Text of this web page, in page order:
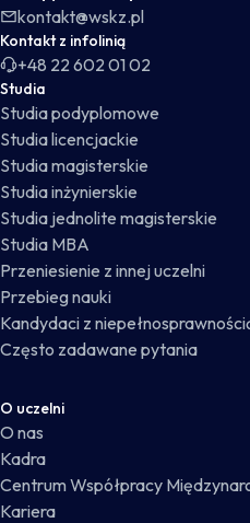
kontakt@wskz.pl
Kontakt z infolinią
+48 22 602 01 02
Studia
Studia podyplomowe
Studia licencjackie
Studia magisterskie
Studia inżynierskie
Studia jednolite magisterskie
Studia MBA
Przeniesienie z innej uczelni
Przebieg nauki
Kandydaci z
Często zadawane pytania
O uczelni
O nas
Kadra
Centrum Współpracy
Kariera